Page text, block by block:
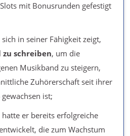
mit Bonusrunden gefestigt
in seiner Fähigkeit zeigt,
schreiben, um die
Musikband zu steigern,
Zuhörerschaft seit ihrer
ist;
hatte er bereits erfolgreiche
die zum Wachstum